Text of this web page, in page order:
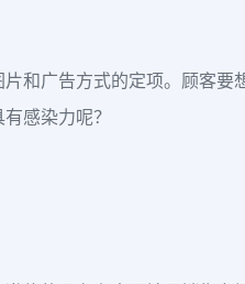
和广告方式的定项。顾客
感染力呢？